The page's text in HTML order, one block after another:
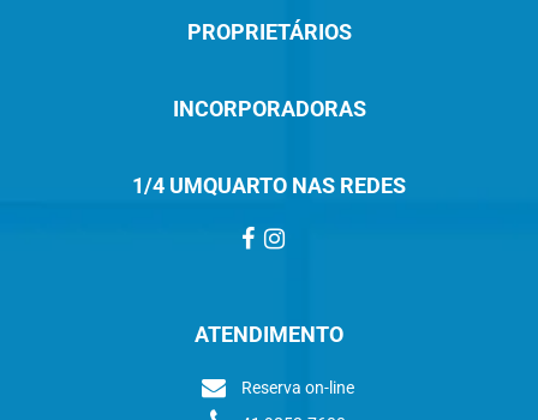
PROPRIETÁRIOS
INCORPORADORAS
1/4 UMQUARTO NAS REDES
ATENDIMENTO
Reserva on-line